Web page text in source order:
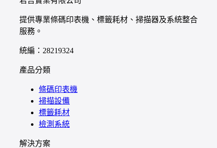
提供專業條碼印表機、標籤耗材、掃描器及系統整合
服務。
統編：28219324
產品分類
條碼印表機
掃描設備
標籤耗材
檢測系統
解決方案